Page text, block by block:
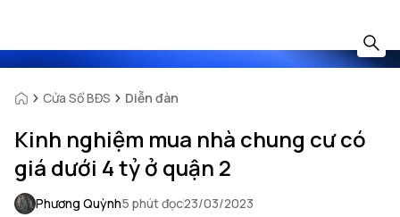
Cửa Sổ BĐS Diễn đàn
Kinh nghiệm mua nhà chung cư có
giá dưới 4 tỷ ở quận 2
Phương Quỳnh5 phút đọc23/03/2023